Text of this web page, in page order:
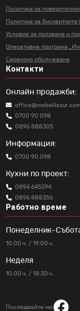
Политика за
Политика за бисквитките
Условия за ползване и
Оперативна програма
Сервизно обслужване
Контакти
Онлайн продажби:
0700 90 098
0896 888305
Информация:
0700 90 098
Кухни по проект:
0894 645294
0896 888356
Работно време
Понеделник-
10:00 ч. / 19:00 ч.
Неделя
10:00 ч. / 18:30 ч.
Последвайте ни: